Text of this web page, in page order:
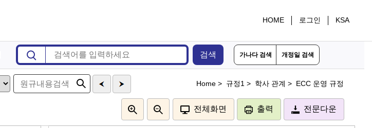
HOME 로그인 KSA
검색 가나다 검색 개정일 검색
Home > 규정1 > 학사 관계 > ECC 운영 규정
전체화면 출력 전문다운